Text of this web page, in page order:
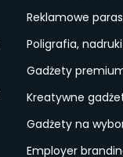
Reklamowe
Poligrafia,
Gadżety
Kreatywne
Gadżety na
Employer